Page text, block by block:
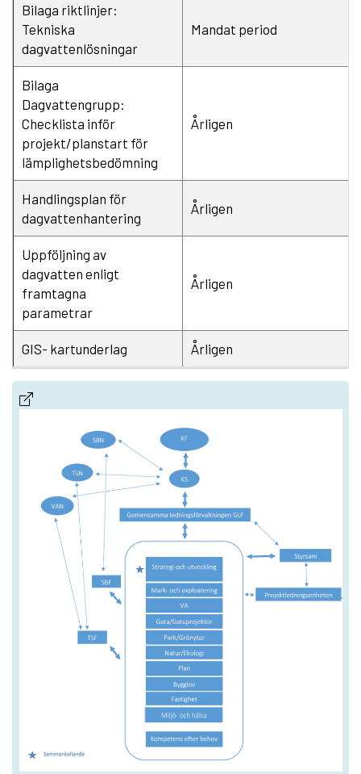
Bilaga riktlinjer:
Tekniska
dagvattenlösningar
Mandat period
Bilaga
Dagvattengrupp:
Checklista inför
projekt/planstart för
lämplighetsbedömning
Årligen
Handlingsplan för
dagvattenhantering
Årligen
Uppföljning av
dagvatten enligt
framtagna
parametrar
Årligen
GIS- kartunderlag Årligen